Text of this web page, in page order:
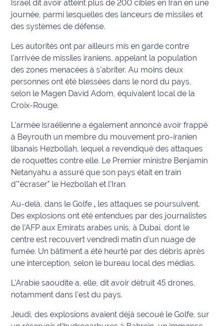
annonceur
Recrutement
Mention
légales
Conditions
générales
d'utilisation du
Archives
Israël dit avoir atteint plus de 200 cibles en Iran en une
journée, parmi lesquelles des lanceurs de missiles et
des systèmes de défense.
Les autorités ont par ailleurs mis en garde contre
l'arrivée de missiles iraniens, appelant la population
des zones menacées à s'abriter. Au moins deux
personnes ont été blessées dans le nord du pays,
selon le Magen David Adom, équivalent local de la
Croix-Rouge.
L'armée israélienne a également annoncé avoir frappé
à Beyrouth un membre du mouvement pro-iranien
libanais Hezbollah, lequel a revendiqué des attaques
de roquettes contre elle. Le Premier ministre Benjamin
Netanyahu a assuré que son pays était en train
d'"écraser" le Hezbollah et l'Iran.
Au-delà, dans le Golfe , les attaques se poursuivent.
Des explosions ont été entendues par des journalistes
de l'AFP aux Emirats arabes unis, à Dubaï, dont le
centre est recouvert vendredi matin d'un nuage de
fumée. Un bâtiment a été heurté par des débris après
une interception, selon le bureau local des médias.
L'Arabie saoudite a, elle, dit avoir détruit 45 drones,
notamment dans l'est du pays.
Jeudi, des explosions avaient déjà secoué le Golfe, sur